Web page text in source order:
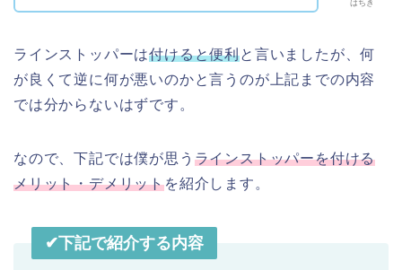
はちき
ラインストッパーは付けると便利と言いましたが、何
が良くて逆に何が悪いのかと言うのが上記までの内容
では分からないはずです。
なので、下記では僕が思う ラインストッパーを付ける
メリット・デメリットを紹介します。
✔︎下記で紹介する内容